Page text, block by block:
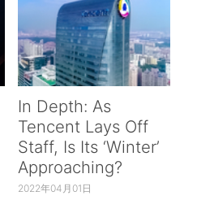
In Depth: As
Tencent Lays Off
Staff, Is Its ‘Winter’
Approaching?
2022年04月01日